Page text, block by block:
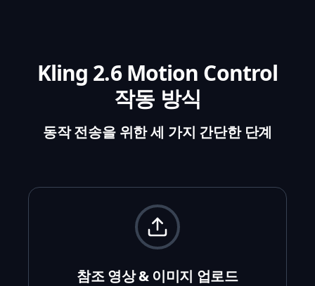
Kling 2.6 Motion Control
작동 방식
동작 전송을 위한 세 가지 간단한 단계
참조 영상 & 이미지 업로드